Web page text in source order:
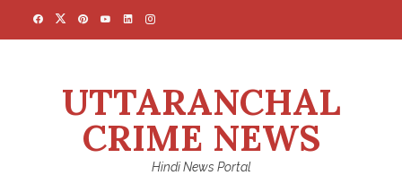
UTTARANCHAL
CRIME NEWS
Hindi News Portal